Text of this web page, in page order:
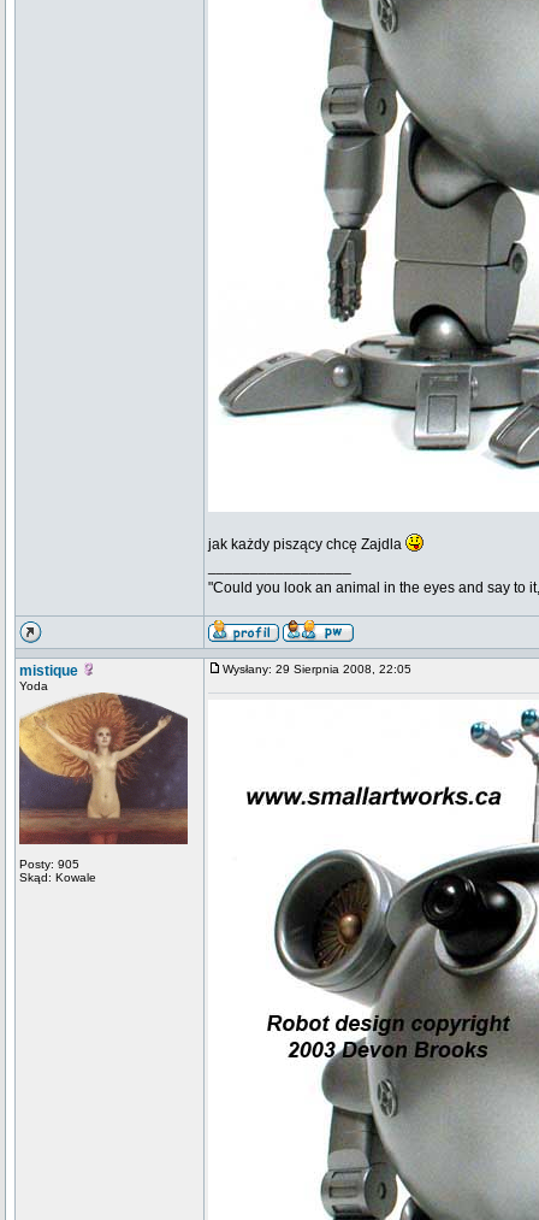
jak każdy piszący chcę Zajdla
"Could you look an animal in the eyes and say to
mistique
Yoda
Posty: 905
Skąd: Kowale
Wysłany: 29 Sierpnia 2008, 22:05